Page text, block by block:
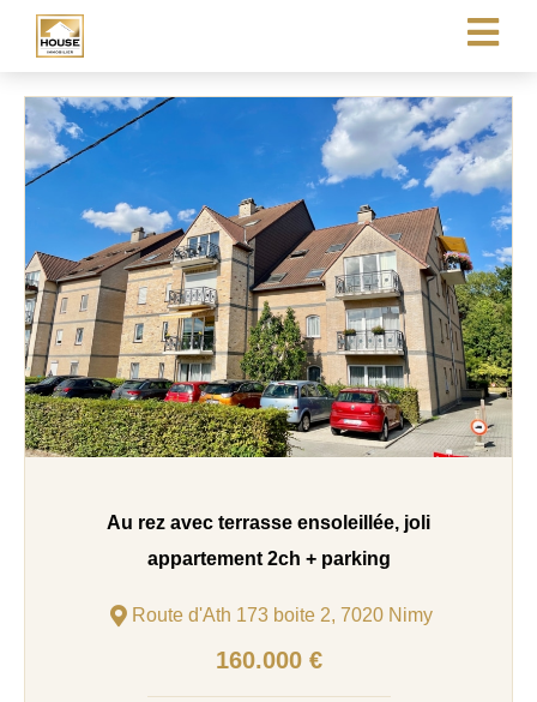
Au rez avec terrasse ensoleillée, joli
appartement 2ch + parking
Route d'Ath 173 boite 2, 7020 Nimy
160.000 €